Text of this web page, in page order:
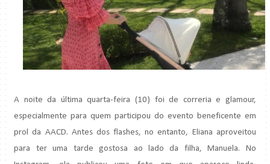
A noite da última quarta-feira (10) foi de correria e glamour,
especialmente para quem participou do evento beneficente em
prol da AACD. Antes dos flashes, no entanto, Eliana aproveitou
para ter uma tarde gostosa ao lado da filha, Manuela. No